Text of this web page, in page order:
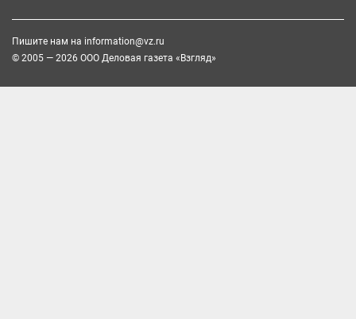
Пишите нам на information@vz.ru
© 2005 — 2026 ООО Деловая газета «Взгляд»